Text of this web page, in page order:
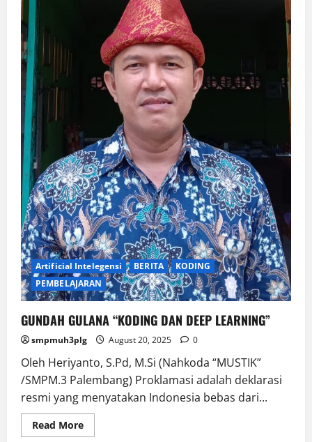
Artificial Intelegensi BERITA
KODING
PEMBELAJARAN
GUNDAH GULANA “KODING DAN DEEP LEARNING”
smpmuh3plg August 20, 2025 0
Oleh Heriyanto, S.Pd, M.Si (Nahkoda “MUSTIK”
/SMPM.3 Palembang) Proklamasi adalah deklarasi
resmi yang menyatakan Indonesia bebas dari...
Read MoreRead
more